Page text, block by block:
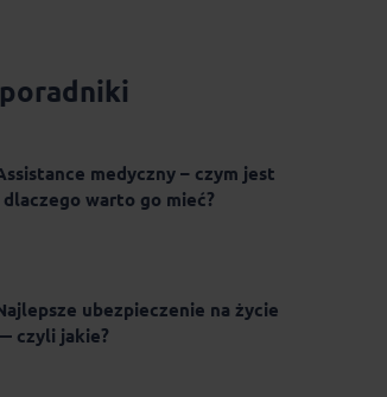
medyczny – czym jest
dlaczego warto go mieć?
ubezpieczenie na życie
czyli jakie?